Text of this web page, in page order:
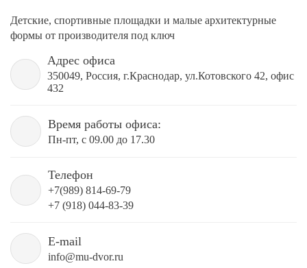
Детские, спортивные площадки и малые архитектурные
формы от производителя под ключ
Адрес офиса
350049, Россия, г.Краснодар, ул.Котовского 42, офис
432
Время работы офиса:
Пн-пт, с 09.00 до 17.30
Телефон
+7(989) 814-69-79
+7 (918) 044-83-39
E-mail
info@mu-dvor.ru